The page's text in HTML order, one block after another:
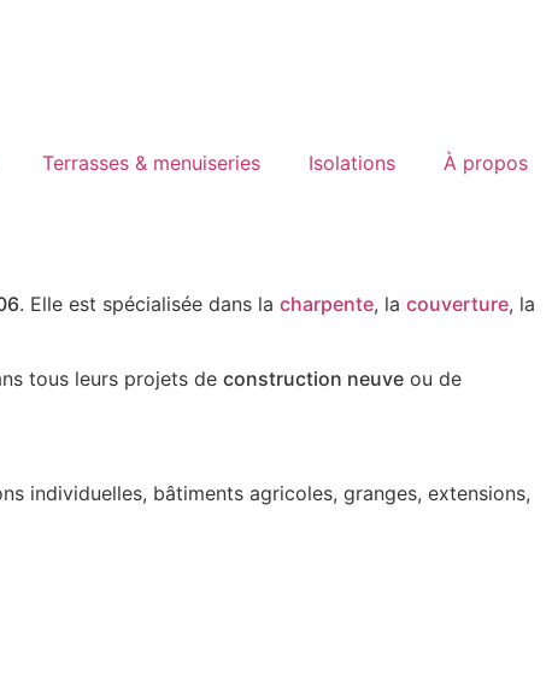
Terrasses & menuiseries Isolations À propos
. Elle est spécialisée dans la charpente, la couverture, la
tous leurs projets de construction neuve ou de
individuelles, bâtiments agricoles, granges, extensions,